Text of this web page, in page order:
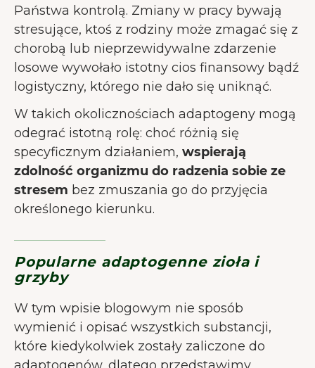
Państwa kontrolą. Zmiany w pracy bywają
stresujące, ktoś z rodziny może zmagać się z
chorobą lub nieprzewidywalne zdarzenie
losowe wywołało istotny cios finansowy bądź
logistyczny, którego nie dało się uniknąć.
W takich okolicznościach adaptogeny mogą
odegrać istotną rolę: choć różnią się
specyficznym działaniem, wspierają
zdolność organizmu do radzenia sobie ze
stresem bez zmuszania go do przyjęcia
określonego kierunku.
Popularne adaptogenne zioła i
grzyby
W tym wpisie blogowym nie sposób
wymienić i opisać wszystkich substancji,
które kiedykolwiek zostały zaliczone do